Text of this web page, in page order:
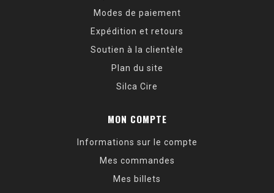
Modes de paiement
Expédition et retours
Soutien à la clientèle
Plan du site
Silca Cire
MON COMPTE
Informations sur le compte
Mes commandes
Mes billets